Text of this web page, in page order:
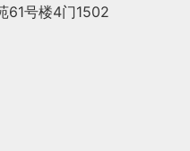
61号楼4门1502